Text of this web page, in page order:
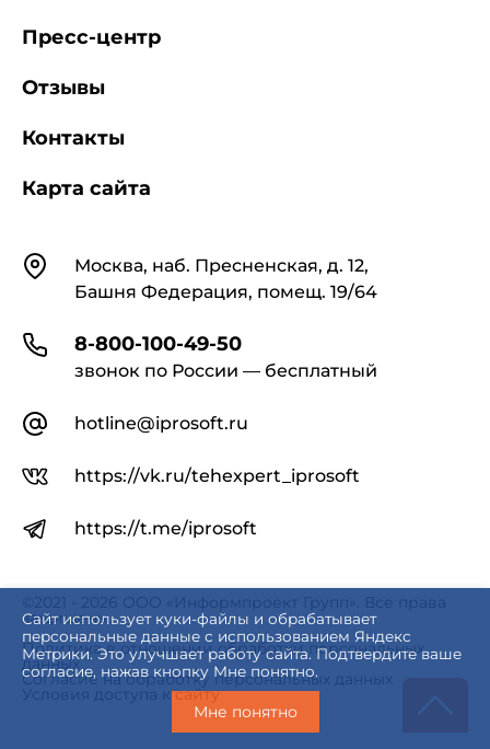
Сайт использует куки-файлы и обрабатывает
персональные данные с использованием Яндекс
Метрики. Это улучшает работу сайта. Подтвердите ваше
согласие, нажав кнопку Мне понятно.
Мне понятно
КонтактыМосква, наб. Пресненская, д. 12,
Башня Федерация, помещ. 19/64
8-800-100-49-50
звонок по России — бесплатный
hotline@iprosoft.ru
https://vk.ru/tehexpert_iprosoft
https://t.me/iprosoft
Пресс-центр
Отзывы
Контакты
Карта сайта
©2021 - 2026 ООО «Информпроект Групп». Все права
защищены.
Политика в отношении обработки персональных
данных
Согласие на обработку персональных данных
Условия доступа к сайту